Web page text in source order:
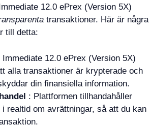
12.0 ePrex (Version 5X)
transaktioner. Här är några
till detta:
Immediate 12.0 ePrex (Version 5X)
alla transaktioner är krypterade och
din finansiella information.
: Plattformen tillhandahåller
i realtid om avrättningar, så att du kan